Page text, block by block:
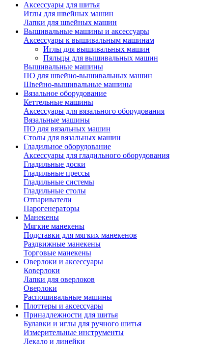
Аксессуары для шитья
Иглы для швейных машин
Лапки для швейных машин
Вышивальные машины и аксессуары
Аксессуары к вышивальным машинам
Иглы для вышивальных машин
Пяльцы для вышивальных машин
Вышивальные машины
ПО для швейно-вышивальных машин
Швейно-вышивальные машины
Вязальное оборудование
Кеттельные машины
Аксессуары для вязального оборудования
Вязальные машины
ПО для вязальных машин
Столы для вязальных машин
Гладильное оборудование
Аксессуары для гладильного оборудования
Гладильные доски
Гладильные прессы
Гладильные системы
Гладильные столы
Отпариватели
Парогенераторы
Манекены
Мягкие манекены
Подставки для мягких манекенов
Раздвижные манекены
Торговые манекены
Оверлоки и аксессуары
Коверлоки
Лапки для оверлоков
Оверлоки
Распошивальные машины
Плоттеры и аксессуары
Принадлежности для шитья
Булавки и иглы для ручного шитья
Измерительные инструменты
Лекало и линейки